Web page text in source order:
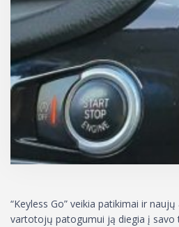
“Keyless Go” veikia patikimai ir
vartotojų patogumui ją diegia į savo